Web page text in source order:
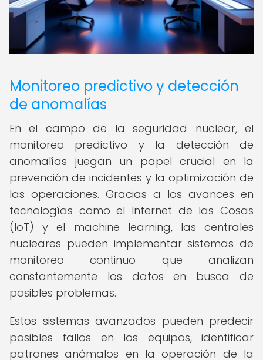
Monitoreo predictivo y detección
de anomalías
En el campo de la seguridad nuclear, el
monitoreo predictivo y la detección de
anomalías juegan un papel crucial en la
prevención de incidentes y la optimización de
las operaciones. Gracias a los avances en
tecnologías como el Internet de las Cosas
(IoT) y el machine learning, las centrales
nucleares pueden implementar sistemas de
monitoreo continuo que analizan
constantemente los datos en busca de
posibles problemas.
Estos sistemas avanzados pueden predecir
posibles fallos en los equipos, identificar
patrones anómalos en la operación de la